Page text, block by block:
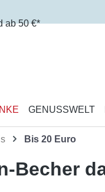
ab 50 €*
GENUSSWELT
Bis 20 Euro
Becher